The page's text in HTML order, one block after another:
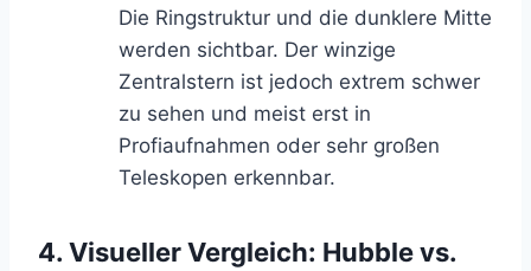
Die Ringstruktur und die dunklere Mitte
werden sichtbar. Der winzige
Zentralstern ist jedoch extrem schwer
zu sehen und meist erst in
Profiaufnahmen oder sehr großen
Teleskopen erkennbar.
4. Visueller Vergleich: Hubble vs.